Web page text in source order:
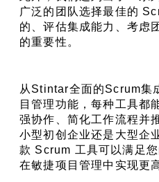
广泛的团队选择最佳的
的、评估集成能力、考虑
的重要性。
从Stintar全面的Scrum集
目管理功能，每种工具都
强协作、简化工作流程并
小型初创企业还是大型企
款 Scrum 工具可以满足
在敏捷项目管理中实现更